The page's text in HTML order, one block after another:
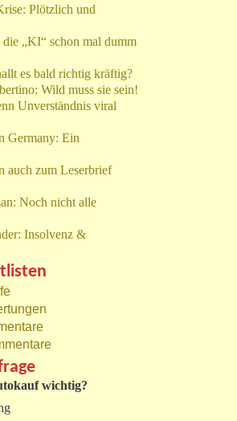
Plötzlich und
„KI“ schon mal dumm
es bald richtig kräftig?
Wild muss sie sein!
Unverständnis viral
Germany: Ein
auch zum Leserbrief
Noch nicht alle
Insolvenz &
wichtig?